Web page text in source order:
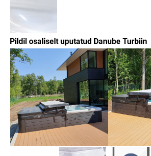
Pildil osaliselt uputatud Danube Turbiin